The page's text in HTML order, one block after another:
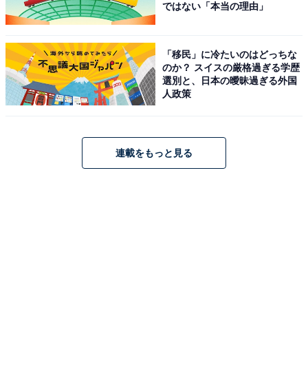
ではない「本当の理由」
「移民」に冷たいのはどっちな
のか？ スイスの厳格過ぎる学歴
選別と、日本の曖昧過ぎる外国
人政策
連載をもっと見る